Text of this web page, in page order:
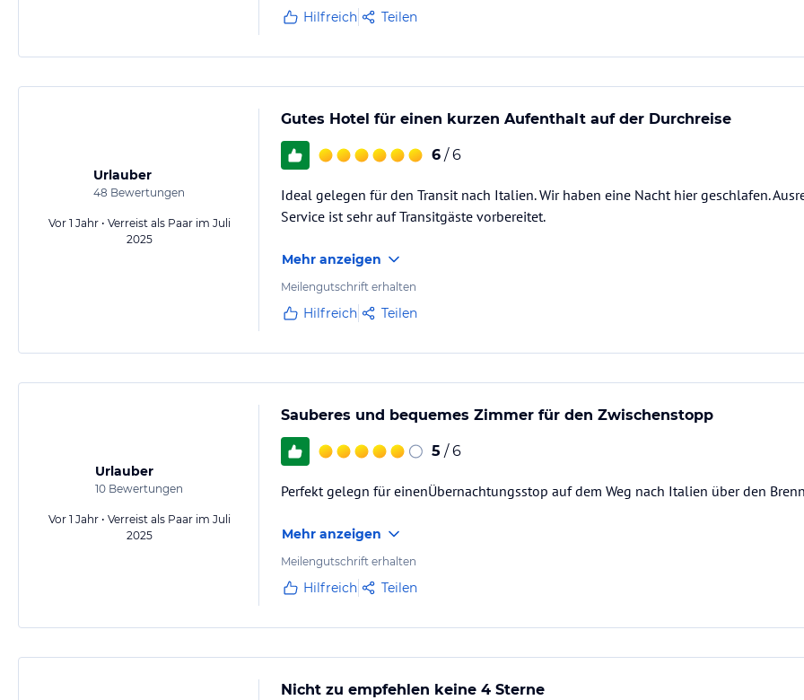
Hilfreich Teilen
Urlauber
48 Bewertungen
Vor 1 Jahr • Verreist als Paar im Juli
2025
Gutes Hotel für einen kurzen Aufenthalt auf der Durchreise
6 / 6
Ideal gelegen für den Transit nach Italien. Wir haben eine Nacht hier geschlafen.
Service ist sehr auf Transitgäste vorbereitet.
Mehr anzeigen
Meilengutschrift erhalten
Hilfreich Teilen
Urlauber
10 Bewertungen
Vor 1 Jahr • Verreist als Paar im Juli
2025
Sauberes und bequemes Zimmer für den Zwischenstopp
5 / 6
Perfekt gelegn für einenÜbernachtungsstop auf dem Weg nach Italien über den
Mehr anzeigen
Meilengutschrift erhalten
Hilfreich Teilen
Nicht zu empfehlen keine 4 Sterne